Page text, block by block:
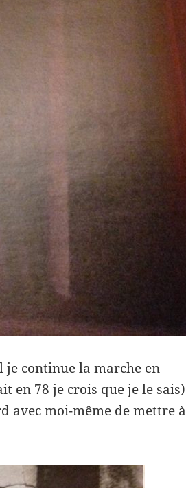
je continue la marche en
en 78 je crois que je le sais)
avec moi-même de mettre à